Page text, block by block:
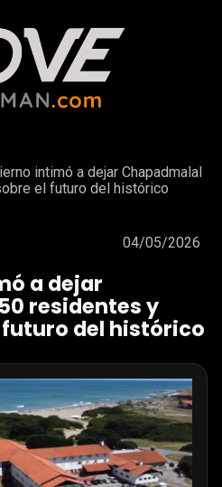
intimó a dejar Chapadmalal
el futuro del histórico
04/05/2026
a dejar
residentes y
del histórico